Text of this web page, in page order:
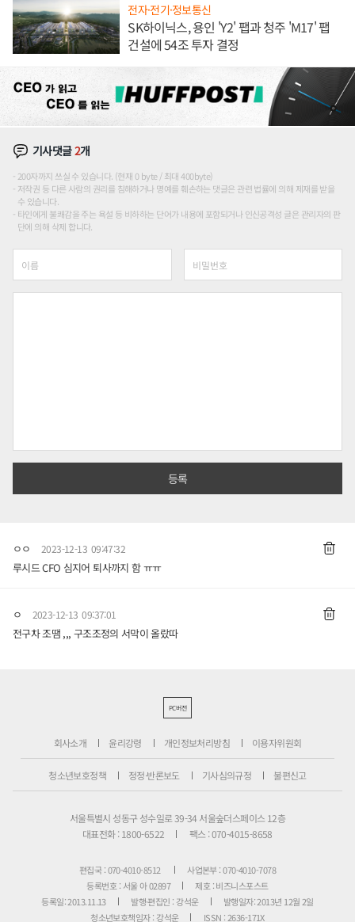
전자·전기·정보통신
SK하이닉스, 용인 'Y2' 팹과 청주 'M17' 팹
건설에 54조 투자 결정
기사댓글2개
200자까지 쓰실 수 있습니다. (현재 0 byte / 최대 400byte)
저작권 등 다른 사람의 권리를 침해하거나 명예를 훼손하는 댓글은 관련 법률에 의해 제재를 받을
수 있습니다.
타인에게 불쾌감을 주는 욕설 등 비하하는 단어가 내용에 포함되거나 인신공격성 글은 관리자의 판
단에 의해 삭제 합니다.
ㅇㅇ 2023-12-13 09:47:32
루시드 CFO 심지어 퇴사까지 함 ㅠㅠ
ㅇ 2023-12-13 09:37:01
전구차 조땜 ,,, 구조조정의 서막이 올랐따
PC버전
회사소개 윤리강령 개인정보처리방침 이용자위원회
청소년보호정책 정정·반론보도 기사심의규정 불편신고
서울특별시 성동구 성수일로 39-34 서울숲더스페이스 12층
대표전화 : 1800-6522
팩스 : 070-4015-8658
편집국 : 070-4010-8512
사업본부 : 070-4010-7078
등록번호 : 서울 아 02897
제호 : 비즈니스포스트
등록일: 2013.11.13
발행·편집인 : 강석운
발행일자: 2013년 12월 2일
청소년보호책임자 : 강석운
ISSN : 2636-171X